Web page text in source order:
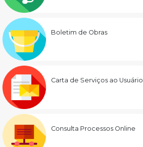
Boletim de Obras
Carta de Serviços ao Usuário
Consulta Processos Online